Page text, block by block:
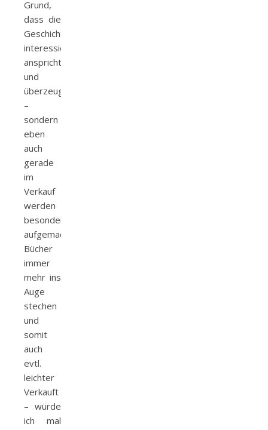
Grund,
dass die
Geschichte
interessiert,
anspricht
und
überzeugt
–
sondern
eben
auch
gerade
im
Verkauf
werden
besonders
aufgemachte
Bücher
immer
mehr ins
Auge
stechen
und
somit
auch
evtl.
leichter
Verkauft
– würde
ich mal